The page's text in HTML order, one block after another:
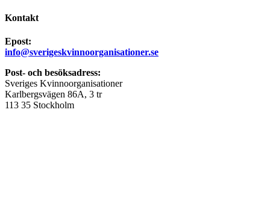
Kontakt
Epost:
info@sverigeskvinnoorganisationer.se
Post- och besöksadress:
Sveriges Kvinnoorganisationer
Karlbergsvägen 86A, 3 tr
113 35 Stockholm